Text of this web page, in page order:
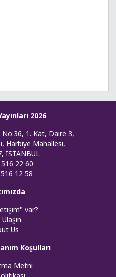
2026
1. Kat, Daire 3,
Harbiye Mahallesi,
İSTANBUL
22 60
12 58
var?
Us
Koşulları
Metni